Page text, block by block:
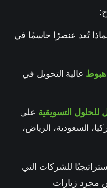
تُعد عنصرًا حاسمًا في
عالية التحويل في
التسويقيةعلى
السعودية، الرياض،
للشركات التي
زيارات